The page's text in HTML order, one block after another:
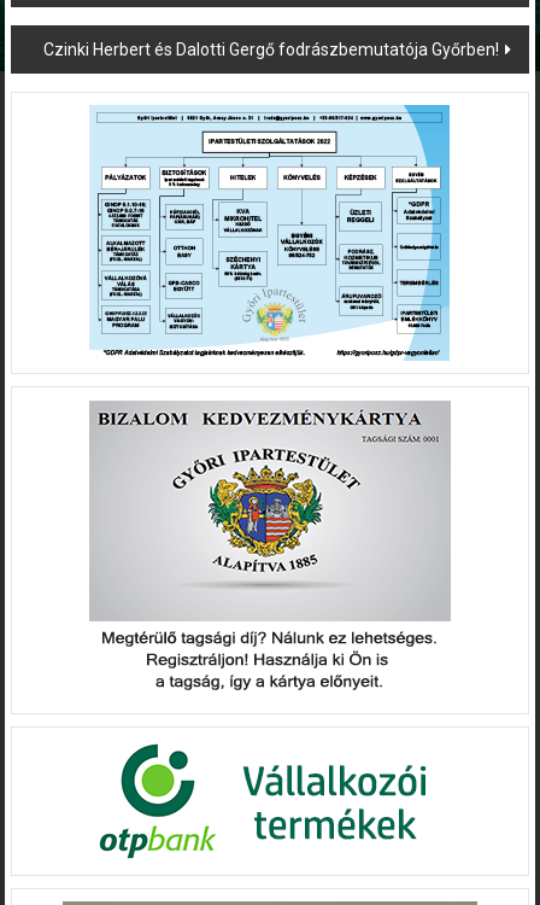
navigation
Czinki Herbert és Dalotti Gergő fodrászbemutatója Győrben!